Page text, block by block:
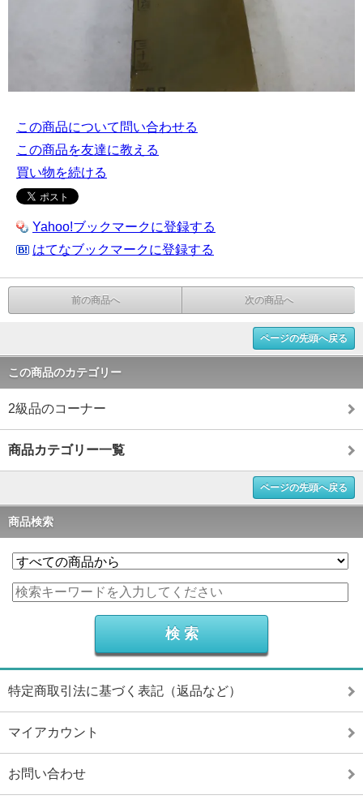
この商品について問い合わせる
この商品を友達に教える
買い物を続ける
Yahoo!ブックマークに登録する
はてなブックマークに登録する
前の商品へ 次の商品へ
ページの先頭へ戻る
この商品のカテゴリー
2級品のコーナー
商品カテゴリー一覧
ページの先頭へ戻る
商品検索
特定商取引法に基づく表記（返品など）
マイアカウント
お問い合わせ